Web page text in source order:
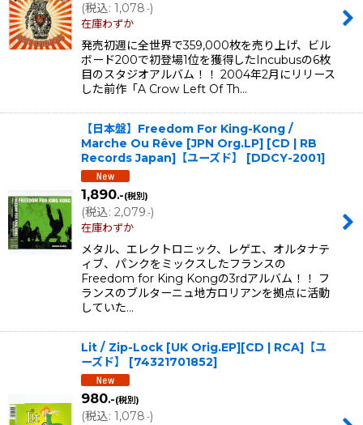
(税込: 1,078.-)
在庫わずか
発売初週に全世界で359,000枚を売り上げ、ビル
ボード200で初登場1位を獲得したIncubusの6枚
目のスタジオアルバム！！ 2004年2月にリリース
した前作「A Crow Left Of Th…
【日本盤】Freedom For King-Kong /
Marche Ou Rêve [JPN Org.LP] [CD | RB
Records Japan]【ユーズド】
[DDCY-2001]
1,890.-(税別)
(税込: 2,079.-)
在庫わずか
メタル、エレクトロニック、レゲエ、オルタナテ
ィブ、パンクをミックスしたフランスの
Freedom for King Kongの3rdアルバム！！ フ
ランスのブルターニュ地方ロリアンを拠点に活動
していた…
Lit / Zip-Lock [UK Orig.EP][CD | RCA]【ユ
ーズド】
[74321701852]
980.-(税別)
(税込: 1,078.-)